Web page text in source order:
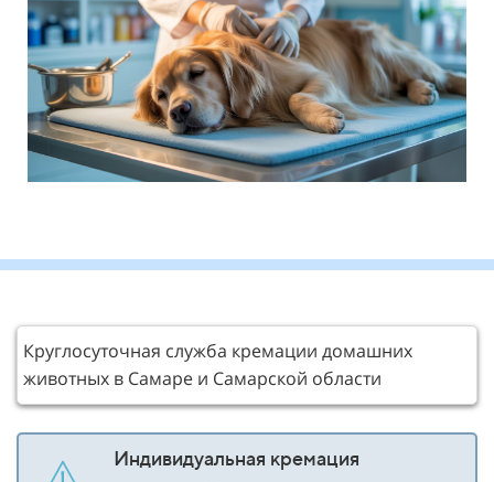
Круглосуточная служба кремации домашних
животных в Самаре и Самарской области
Индивидуальная кремация